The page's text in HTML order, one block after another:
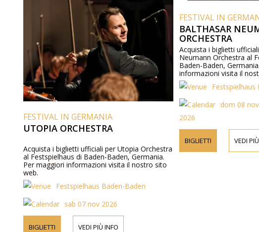
FESTIVAL IN GERMANIA
UTOPIA ORCHESTRA
Acquista i biglietti ufficiali per Utopia Orchestra
al Festspielhaus di Baden-Baden, Germania.
Per maggiori informazioni visita il nostro sito
web.
Festspielhaus Baden-Baden
sab 07 nov 2026
BIGLIETTI VEDI PIÙ INFO
FESTIVAL IN
BALTHASAR
ORCHESTRA
Acquista i biglietti
Neumann Orchestra al
Baden-Baden,
informazioni visita il
Festspielhaus
dom 08
2026
BIGLIETTI VEDI